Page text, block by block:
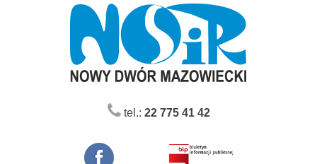
tel.: 22 775 41 42